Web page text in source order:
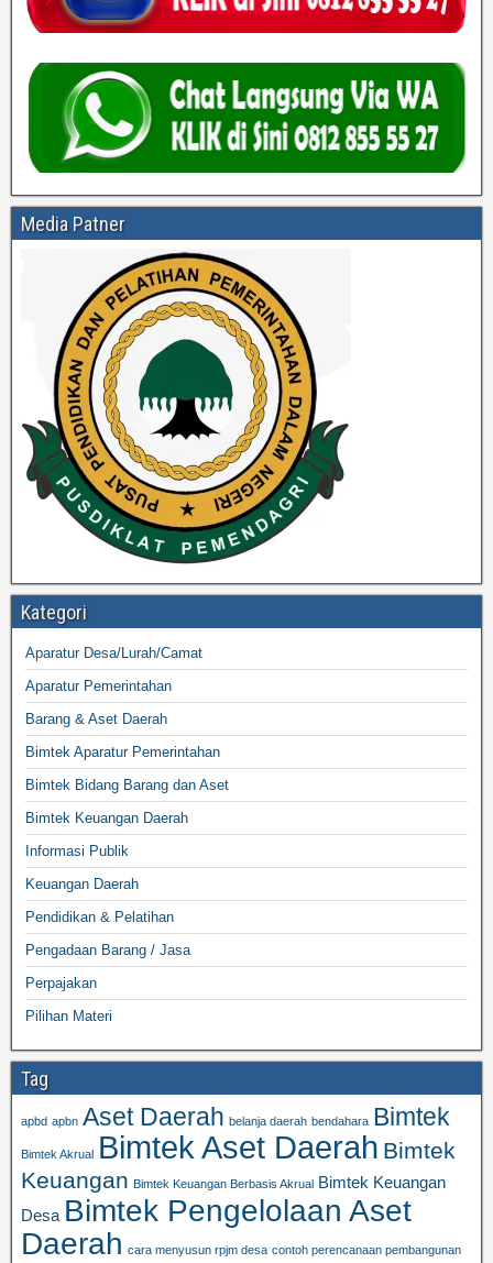
Media Patner
Kategori
Aparatur Desa/Lurah/Camat
Aparatur Pemerintahan
Barang & Aset Daerah
Bimtek Aparatur Pemerintahan
Bimtek Bidang Barang dan Aset
Bimtek Keuangan Daerah
Informasi Publik
Keuangan Daerah
Pendidikan & Pelatihan
Pengadaan Barang / Jasa
Perpajakan
Pilihan Materi
Tag
apbd apbn Aset Daerah belanja daerah bendahara Bimtek
Bimtek Akrual Bimtek Aset Daerah Bimtek
Keuangan Bimtek Keuangan Berbasis Akrual Bimtek Keuangan
Desa Bimtek Pengelolaan Aset
Daerah cara menyusun rpjm desa contoh perencanaan pembangunan